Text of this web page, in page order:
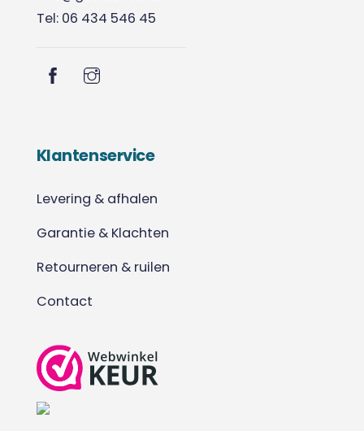
Tel: 06 434 546 45
Klantenservice
Levering & afhalen
Garantie & Klachten
Retourneren & ruilen
Contact